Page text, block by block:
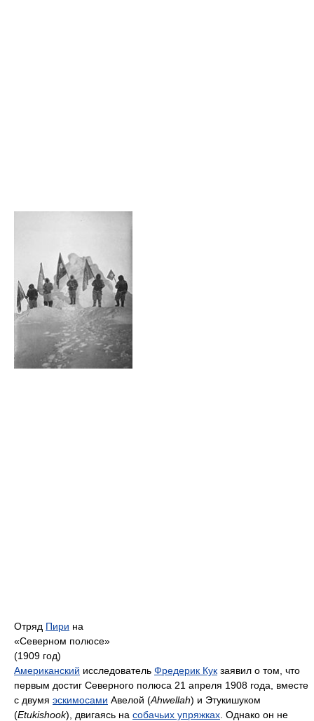
Отряд Пири на
«Северном полюсе»
(1909 год)
Американский исследователь Фредерик Кук заявил о том, что
первым достиг Северного полюса 21 апреля 1908 года, вместе
с двумя эскимосами Авелой (Ahwellah) и Этукишуком
(Etukishook), двигаясь на собачьих упряжках . Однако он не